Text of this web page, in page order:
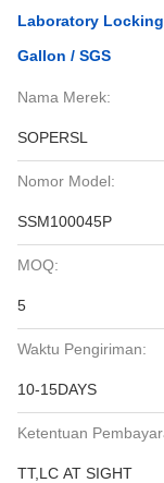
Laboratory
Gallon / SGS
Nama Merek:
SOPERSL
Nomor Model:
SSM100045P
MOQ:
5
Waktu Pengiriman:
10-15DAYS
Ketentuan
TT,LC AT SIGHT